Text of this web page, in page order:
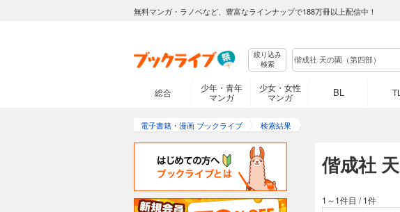
無料マンガ・ラノベなど、豊富なラインナップで188万冊以上配信中！
絞り込み
検索
総合
少年・青年
マンガ
少女・女性
マンガ
BL TL
電子書籍・漫画 ブックライブ 検索結果
偕成社
1～1件目 /1件